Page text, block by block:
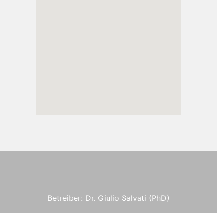
Betreiber: Dr. Giulio Salvati (PhD)